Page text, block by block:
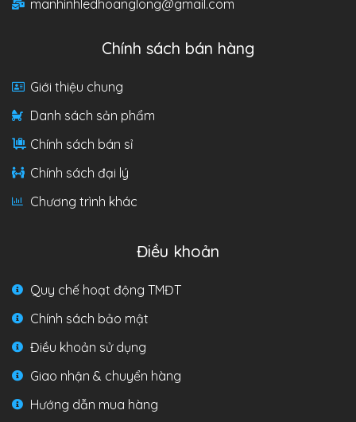
manhinhledhoanglong@gmail.com
Chính sách bán hàng
Giới thiệu chung
Danh sách sản phẩm
Chính sách bán sỉ
Chính sách đại lý
Chương trình khác
Điều khoản
Quy chế hoạt động TMĐT
Chính sách bảo mật
Điều khoản sử dụng
Giao nhận & chuyển hàng
Hướng dẫn mua hàng